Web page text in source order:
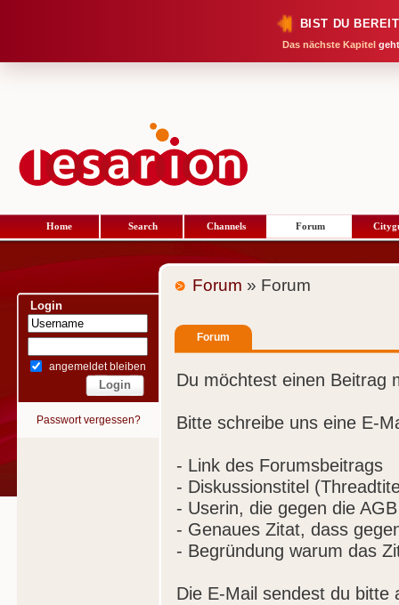
BIST DU
Das nächste Kapitel
Home Search Channels Forum
Login
angemeldet bleiben
Passwort vergessen?
Forum » Forum
Forum
Du möchtest einen Beitrag
Bitte schreibe uns eine E-
- Link des Forumsbeitrags
- Diskussionstitel
- Userin, die gegen die
- Genaues Zitat, dass
- Begründung warum das
Die E-Mail sendest du bitte